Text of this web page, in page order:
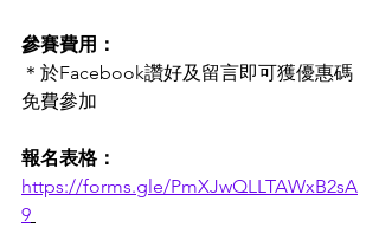
參賽費用：
＊於Facebook讚好及留言即可獲優惠碼
免費參加
報名表格：
https://forms.gle/PmXJwQLLTAWxB2sA
9